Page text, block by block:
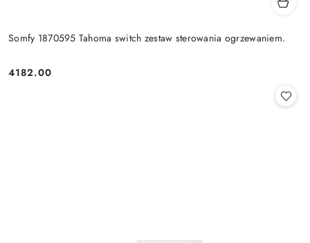
Somfy 1870595 Tahoma switch zestaw sterowania ogrzewaniem.
Cena:
4182.00